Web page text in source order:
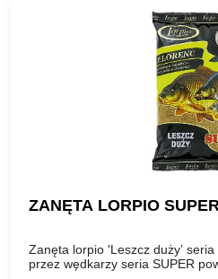
ZANĘTA LORPIO
Zanęta lorpio 'Leszcz duży’
przez wędkarzy seria SUPER